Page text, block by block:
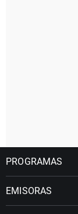
PROGRAMAS
EMISORAS